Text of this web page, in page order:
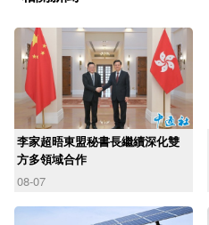
李家超晤東盟秘書長繼續深化雙
方多領域合作
08-07